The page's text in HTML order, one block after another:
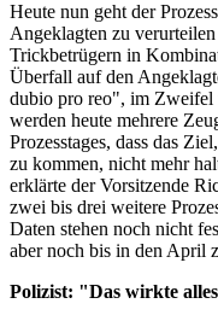
Heute nun geht der
Angeklagten zu
Trickbetrügern in
Überfall auf den
dubio pro reo", im Zweifel
werden heute mehrere
Prozesstages, dass das
zu kommen, nicht mehr
erklärte der Vorsitzende
zwei bis drei weitere
Daten stehen noch nicht
aber noch bis in den April
Polizist: "Das wirkte